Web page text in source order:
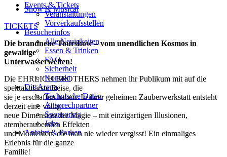
Events & Tickets
Veranstaltungen
Vorverkaufsstellen
Besucherinfos
Alle Neuigkeiten
Essen & Trinken
FAQ
Sicherheit
Kontakt
Die Arena
Technische Daten
Ansprechpartner
Sponsoring
Jobs
Anfahrt & Parken
Show & Musical
TICKETS
Die brandneue Tourshow – vom unendlichen Kosmos in
gewaltige
Unterwasserwelten!
Die EHRLICH BROTHERS nehmen ihr Publikum mit auf die
spektakulärste Reise, die
sie je erschaffen haben. In ihrer geheimen Zauberwerkstatt entsteht
derzeit eine völlig
neue Dimension der Magie – mit einzigartigen Illusionen,
atemberaubenden Effekten
und Momenten, die man nie wieder vergisst! Ein einmaliges
Erlebnis für die ganze
Familie!